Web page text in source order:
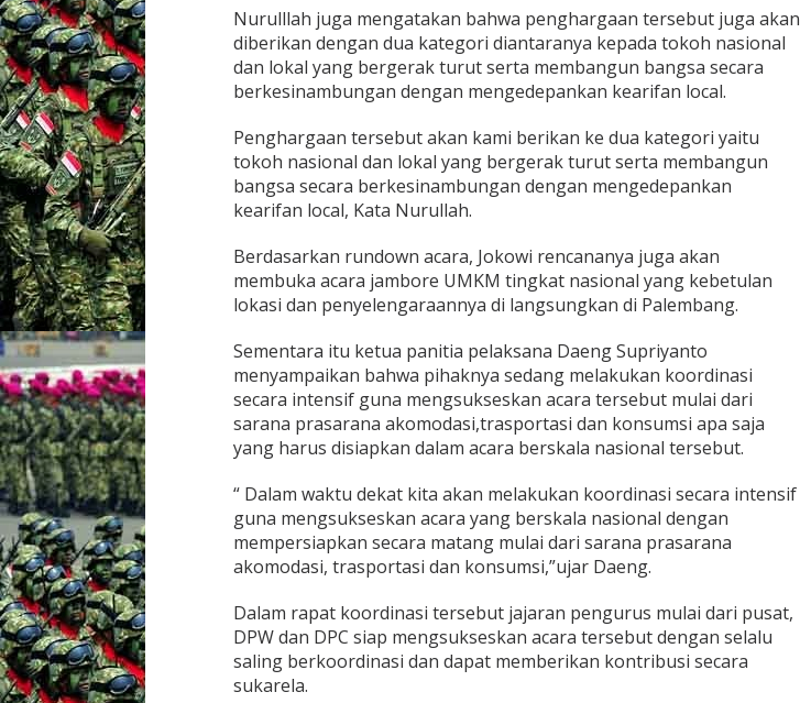
u
g
r
a
n
P
W
D
A
w
a
d
0
2
3
D
P
a
l
e
m
n
g
Nurulllah juga mengatakan bahwa penghargaan tersebut juga akan
diberikan dengan dua kategori diantaranya kepada tokoh nasional
dan lokal yang bergerak turut serta membangun bangsa secara
berkesinambungan dengan mengedepankan kearifan local.
Penghargaan tersebut akan kami berikan ke dua kategori yaitu
tokoh nasional dan lokal yang bergerak turut serta membangun
bangsa secara berkesinambungan dengan mengedepankan
kearifan local, Kata Nurullah.
Berdasarkan rundown acara, Jokowi rencananya juga akan
membuka acara jambore UMKM tingkat nasional yang kebetulan
lokasi dan penyelengaraannya di langsungkan di Palembang.
Sementara itu ketua panitia pelaksana Daeng Supriyanto
menyampaikan bahwa pihaknya sedang melakukan koordinasi
secara intensif guna mengsukseskan acara tersebut mulai dari
sarana prasarana akomodasi,trasportasi dan konsumsi apa saja
yang harus disiapkan dalam acara berskala nasional tersebut.
“ Dalam waktu dekat kita akan melakukan koordinasi secara intensif
guna mengsukseskan acara yang berskala nasional dengan
mempersiapkan secara matang mulai dari sarana prasarana
akomodasi, trasportasi dan konsumsi,”ujar Daeng.
Dalam rapat koordinasi tersebut jajaran pengurus mulai dari pusat,
DPW dan DPC siap mengsukseskan acara tersebut dengan selalu
saling berkoordinasi dan dapat memberikan kontribusi secara
sukarela.